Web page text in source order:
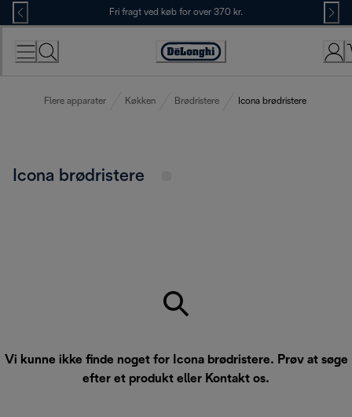
Skip
to
Content
Fri fragt ved køb for over 370 kr.
Accessibility
Flere apparater Køkken Brødristere Icona brødristere
Icona brødristere
Vi kunne ikke finde noget for Icona brødristere. Prøv at søge
efter et produkt eller Kontakt os.